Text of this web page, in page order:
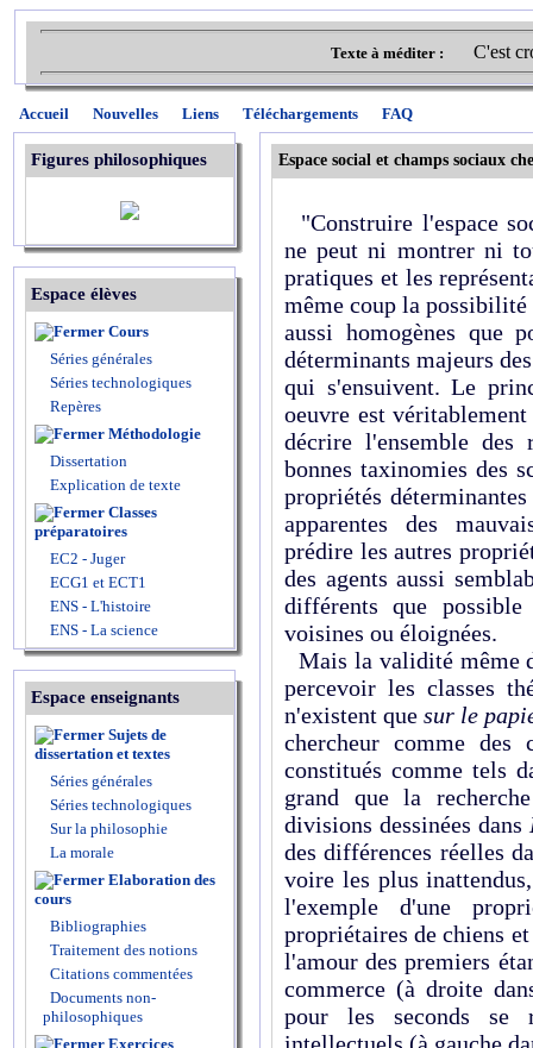
Texte à méditer : C'est
Accueil Nouvelles Liens Téléchargements FAQ
Figures philosophiques
Espace élèves
Cours
Séries générales
Séries technologiques
Repères
Méthodologie
Dissertation
Explication de texte
Classes
préparatoires
EC2 - Juger
ECG1 et ECT1
ENS - L'histoire
ENS - La science
Espace enseignants
Sujets de
dissertation et textes
Séries générales
Séries technologiques
Sur la philosophie
La morale
Elaboration des
cours
Bibliographies
Traitement des notions
Citations commentées
Documents non-
philosophiques
Exercices
Espace social et champs sociaux
"Construire l'espace
ne peut ni montrer ni
pratiques et les
même coup la
aussi homogènes que
déterminants majeurs
qui s'ensuivent. Le
oeuvre est
décrire l'ensemble des
bonnes taxinomies des
propriétés
apparentes des
prédire les autres
des agents aussi
différents que possible
voisines ou éloignées.
Mais la validité même
percevoir les classes
n'existent quesur le
chercheur comme des
constitués comme tels
grand que la
divisions dessinées dans
des différences réelles
voire les plus
l'exemple d'une
propriétaires de chiens
l'amour des premiers
commerce (à droite
pour les seconds se